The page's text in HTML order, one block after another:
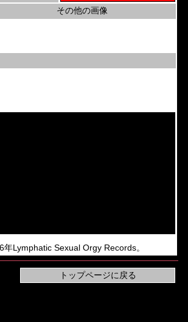
その他の画像
Lymphatic Sexual Orgy Records。